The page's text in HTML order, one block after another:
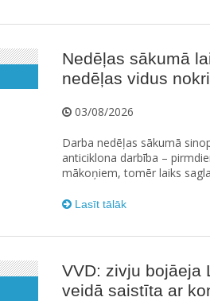
Nedēļas sākumā
nedēļas vidus
03/08/2026
Darba nedēļas sākumā
anticiklona darbība –
mākoņiem, tomēr laiks
Lasīt tālāk
VVD: zivju bojāeja
veidā saistīta ar